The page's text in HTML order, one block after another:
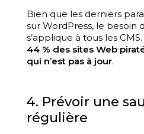
Bien que les derniers
sur WordPress, le besoin
s’applique à tous les
44 % des sites Web
qui n’est pas à jour.
4. Prévoir une
régulière